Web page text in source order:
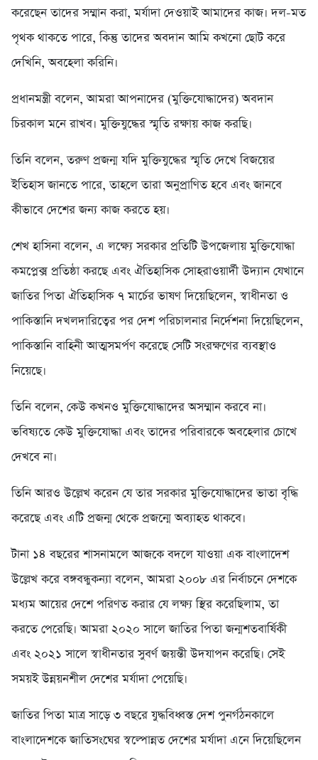
করেছেন তাদের সম্মান করা, মর্যাদা দেওয়াই আমাদের কাজ। দল-মত
পৃথক থাকতে পারে, কিন্তু তাদের অবদান আমি কখনো ছোট করে
দেখিনি, অবহেলা করিনি।
প্রধানমন্ত্রী বলেন, আমরা আপনাদের (মুক্তিযোদ্ধাদের) অবদান
চিরকাল মনে রাখব। মুক্তিযুদ্ধের স্মৃতি রক্ষায় কাজ করছি।
তিনি বলেন, তরুণ প্রজন্ম যদি মুক্তিযুদ্ধের স্মৃতি দেখে বিজয়ের
ইতিহাস জানতে পারে, তাহলে তারা অনুপ্রাণিত হবে এবং জানবে
কীভাবে দেশের জন্য কাজ করতে হয়।
শেখ হাসিনা বলেন, এ লক্ষ্যে সরকার প্রতিটি উপজেলায় মুক্তিযোদ্ধা
কমপ্লেক্স প্রতিষ্ঠা করছে এবং ঐতিহাসিক সোহরাওয়ার্দী উদ্যান যেখানে
জাতির পিতা ঐতিহাসিক ৭ মার্চের ভাষণ দিয়েছিলেন, স্বাধীনতা ও
পাকিস্তানি দখলদারিত্বের পর দেশ পরিচালনার নির্দেশনা দিয়েছিলেন,
পাকিস্তানি বাহিনী আত্মসমর্পণ করেছে সেটি সংরক্ষণের ব্যবস্থাও
নিয়েছে।
তিনি বলেন, কেউ কখনও মুক্তিযোদ্ধাদের অসম্মান করবে না।
ভবিষ্যতে কেউ মুক্তিযোদ্ধা এবং তাদের পরিবারকে অবহেলার চোখে
দেখবে না।
তিনি আরও উল্লেখ করেন যে তার সরকার মুক্তিযোদ্ধাদের ভাতা বৃদ্ধি
করেছে এবং এটি প্রজন্ম থেকে প্রজন্মে অব্যাহত থাকবে।
টানা ১৪ বছরের শাসনামলে আজকে বদলে যাওয়া এক বাংলাদেশ
উল্লেখ করে বঙ্গবন্ধুকন্যা বলেন, আমরা ২০০৮ এর নির্বাচনে দেশকে
মধ্যম আয়ের দেশে পরিণত করার যে লক্ষ্য স্থির করেছিলাম, তা
করতে পেরেছি। আমরা ২০২০ সালে জাতির পিতা জন্মশতবার্ষিকী
এবং ২০২১ সালে স্বাধীনতার সুবর্ণ জয়ন্তী উদযাপন করেছি। সেই
সময়ই উন্নয়নশীল দেশের মর্যাদা পেয়েছি।
জাতির পিতা মাত্র সাড়ে ৩ বছরে যুদ্ধবিধ্বস্ত দেশ পুনর্গঠনকালে
বাংলাদেশকে জাতিসংঘের স্বল্পোন্নত দেশের মর্যাদা এনে দিয়েছিলেন